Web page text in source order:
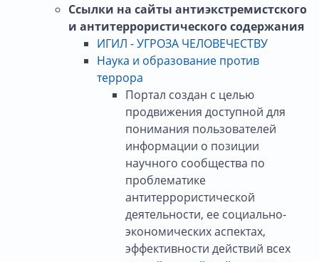
Ссылки на сайты антиэкстремистского
и антитеррористического содержания
ИГИЛ - УГРОЗА ЧЕЛОВЕЧЕСТВУ
Наука и образование против
террора
Портал создан с целью
продвижения доступной для
понимания пользователей
информации о позиции
научного сообщества по
проблематике
антитеррористической
деятельности, ее социально-
экономических аспектах,
эффективности действий всех